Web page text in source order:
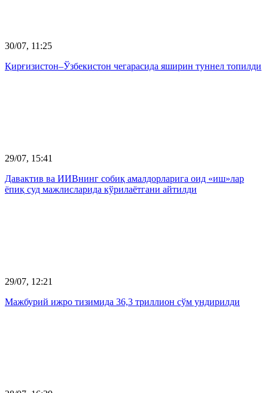
30/07, 11:25
Қирғизистон–Ўзбекистон чегарасида яширин туннел топилди
29/07, 15:41
Давактив ва ИИВнинг собиқ амалдорларига оид «иш»лар
ёпиқ суд мажлисларида кўрилаётгани айтилди
29/07, 12:21
Мажбурий ижро тизимида 36,3 триллион сўм ундирилди